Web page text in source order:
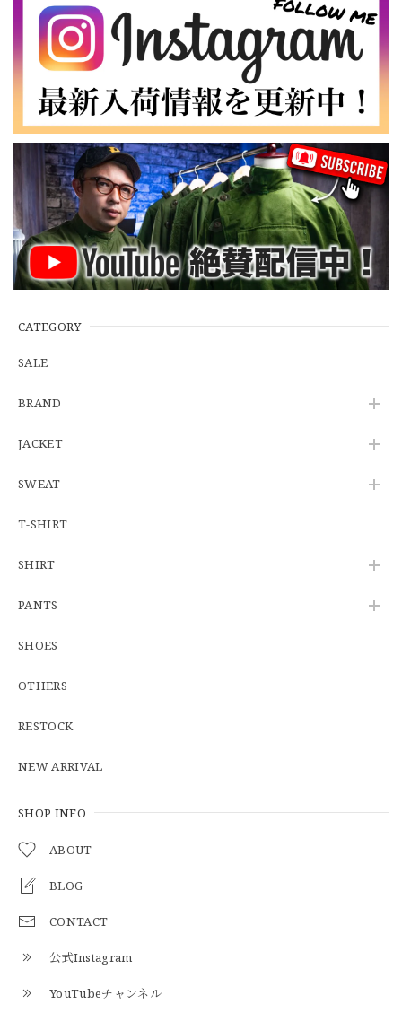
CATEGORY
SALE
BRAND
JACKET
SWEAT
T-SHIRT
SHIRT
PANTS
SHOES
OTHERS
RESTOCK
NEW ARRIVAL
SHOP INFO
ABOUT
BLOG
CONTACT
公式Instagram
YouTubeチャンネル
なかなか見つからないこの色味が本当に好きです！ありがと
うございました！
【LARGE】Ralph Lauren Short Sleeve Cotton BD Shirt ラルフローレン ユーズド 半袖 ボタンダウンシャツ No.146
2026/07/14
３.1947 New York Cubans
2026/07/01
GREEN
とても早く対応頂きありがとうございました。